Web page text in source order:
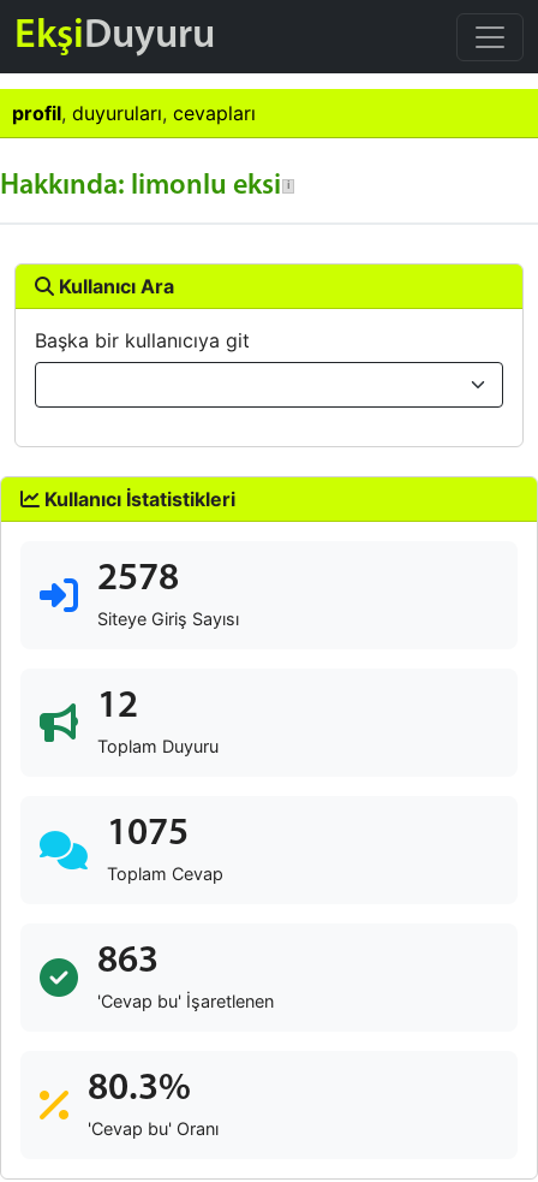
EkşiDuyuru
profil, duyuruları, cevapları
Hakkında: limonlu eksi
Kullanıcı Ara
Başka bir kullanıcıya git
Kullanıcı İstatistikleri
2578
Siteye Giriş Sayısı
12
Toplam Duyuru
1075
Toplam Cevap
863
'Cevap bu' İşaretlenen
80.3%
'Cevap bu' Oranı